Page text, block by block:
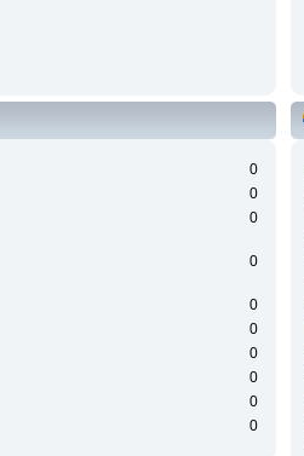
0
0
0
0
0
0
0
0
0
0